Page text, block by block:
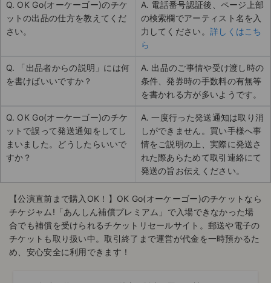
Q. OK Go(オーケーゴー)のチケ
ットの出品の仕方を教えてくだ
さい。
A. 電話番号認証後、ページ上部
の検索欄でアーティスト名を入
力してください。 詳しくはこち
ら
Q. 「出品者からの説明」には何
を書けばいいですか？
A. 出品のご事情や受け渡し時の
条件、発券時の手数料の有無等
を書かれる方が多いようです。
Q. OK Go(オーケーゴー)のチケ
ットで誤って発送通知をしてし
まいました。どうしたらいいで
すか？
A. 一度行った発送通知は取り消
しができません。買い手様へ事
情をご説明の上、実際に発送さ
れた際あらためて取引連絡にて
発送の旨お伝えください。
【公演直前まで購入OK！】OK Go(オーケーゴー)のチケットなら
チケジャム!「あんしん補償プレミアム」で入場できなかった場
合でも補償を受けられるチケットリセールサイト。郵送や電子の
チケットも取り扱い中。取引終了まで運営が代金を一時預かるた
め、安心安全に利用できます！